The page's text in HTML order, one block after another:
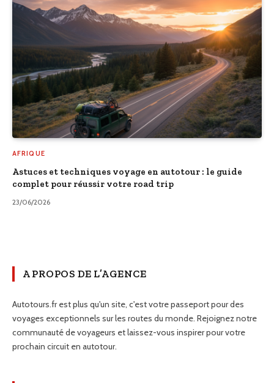
AFRIQUE
Astuces et techniques voyage en autotour : le guide
complet pour réussir votre road trip
23/06/2026
A PROPOS DE L’AGENCE
Autotours.fr est plus qu'un site, c'est votre passeport pour des
voyages exceptionnels sur les routes du monde. Rejoignez notre
communauté de voyageurs et laissez-vous inspirer pour votre
prochain circuit en autotour.